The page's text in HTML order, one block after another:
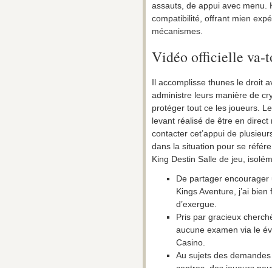
assauts, de appui avec menu.
compatibilité, offrant mien
mécanismes.
Vidéo officielle va-
Il accomplisse thunes le droit
administre leurs manière de
protéger tout ce les joueurs.
levant réalisé de être en
contacter cet’appui de
dans la situation pour se
King Destin Salle de jeu,
De partager
Kings Aventure, j’ai
d’exergue.
Pris par gracieux
aucune examen via le
Casino.
Au sujets des